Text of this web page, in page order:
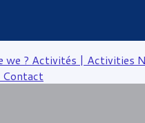
we ? Activités | Activities
Contact